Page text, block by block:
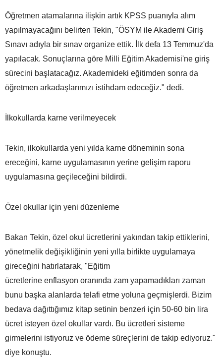
Öğretmen atamalarına ilişkin artık KPSS puanıyla alım
yapılmayacağını belirten Tekin, "ÖSYM ile Akademi Giriş
Sınavı adıyla bir sınav organize ettik. İlk defa 13 Temmuz'da
yapılacak. Sonuçlarına göre Milli Eğitim Akademisi'ne giriş
sürecini başlatacağız. Akademideki eğitimden sonra da
öğretmen arkadaşlarımızı istihdam edeceğiz." dedi.
İlkokullarda karne verilmeyecek
Tekin, ilkokullarda yeni yılda karne döneminin sona
ereceğini, karne uygulamasının yerine gelişim raporu
uygulamasına geçileceğini bildirdi.
Özel okullar için yeni düzenleme
Bakan Tekin, özel okul ücretlerini yakından takip ettiklerini,
yönetmelik değişikliğinin yeni yılla birlikte uygulamaya
gireceğini hatırlatarak, "Eğitim
ücretlerine enflasyon oranında zam yapamadıkları zaman
bunu başka alanlarda telafi etme yoluna geçmişlerdi. Bizim
bedava dağıttığımız kitap setinin benzeri için 50-60 bin lira
ücret isteyen özel okullar vardı. Bu ücretleri sisteme
girmelerini istiyoruz ve ödeme süreçlerini de takip ediyoruz."
diye konuştu.